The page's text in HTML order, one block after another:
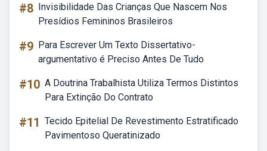
#8 Invisibilidade Das Crianças Que Nascem Nos
Presídios Femininos Brasileiros
#9 Para Escrever Um Texto Dissertativo-
argumentativo é Preciso Antes De Tudo
#10 A Doutrina Trabalhista Utiliza Termos Distintos
Para Extinção Do Contrato
#11 Tecido Epitelial De Revestimento Estratificado
Pavimentoso Queratinizado